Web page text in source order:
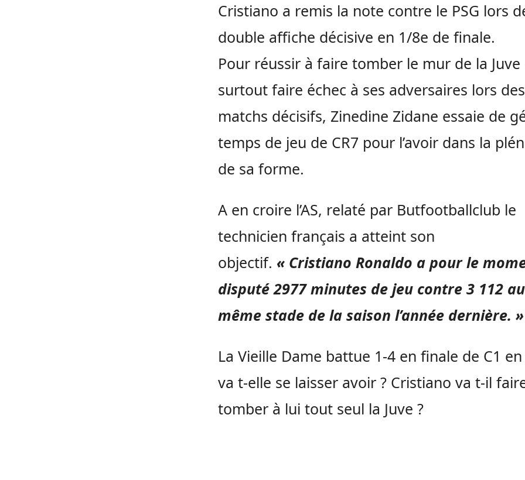
Cristiano a remis la note contre le PSG lors
double affiche décisive en 1/8e de finale.
Pour réussir à faire tomber le mur de la Juve
surtout faire échec à ses adversaires lors des
matchs décisifs, Zinedine Zidane essaie de
temps de jeu de CR7 pour l’avoir dans la
de sa forme.
A en croire l’AS, relaté par Butfootballclub le
technicien français a atteint son
objectif. « Cristiano Ronaldo a pour le
disputé 2977 minutes de jeu contre 3 112 au
même stade de la saison l’année dernière. »
La Vieille Dame battue 1-4 en finale de C1 en
va t-elle se laisser avoir ? Cristiano va t-il
tomber à lui tout seul la Juve ?